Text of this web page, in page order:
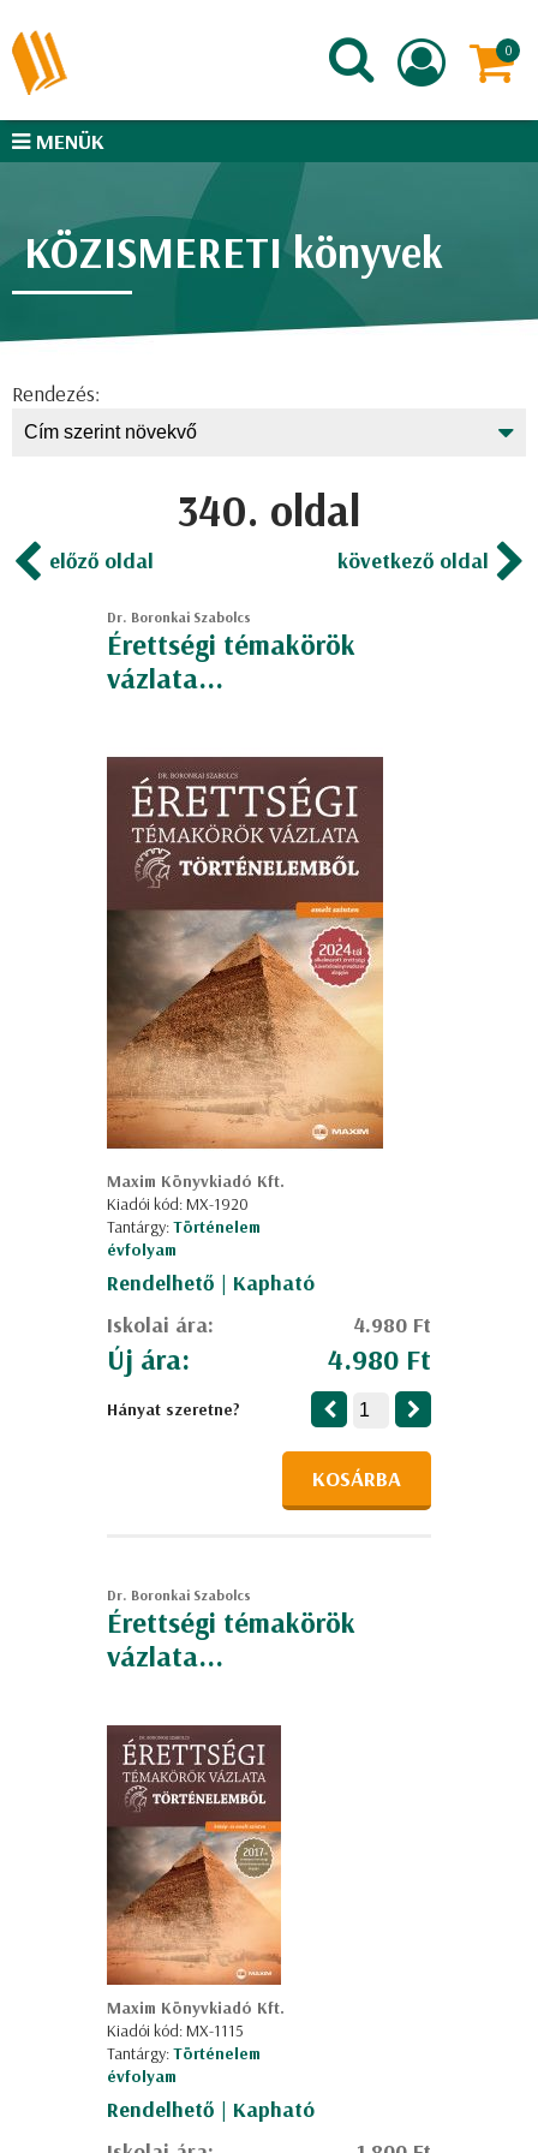
MENÜK
KÖZISMERETI könyvek
Rendezés:
340. oldal
előző oldal következő oldal
Dr. Boronkai Szabolcs
Érettségi témakörök
vázlata...
Maxim Könyvkiadó Kft.
Kiadói kód: MX-1920
Tantárgy:Történelem
évfolyam
Rendelhető | Kapható
Iskolai ára:
4.980 Ft
Új ára: 4.980 Ft
Hányat szeretne?
KOSÁRBA
Dr. Boronkai Szabolcs
Érettségi témakörök
vázlata...
Maxim Könyvkiadó Kft.
Kiadói kód: MX-1115
Tantárgy:Történelem
évfolyam
Rendelhető | Kapható